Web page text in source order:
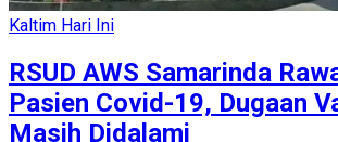
Kaltim Hari Ini
RSUD AWS Samarinda
Pasien Covid-19, Dugaan
Masih Didalami